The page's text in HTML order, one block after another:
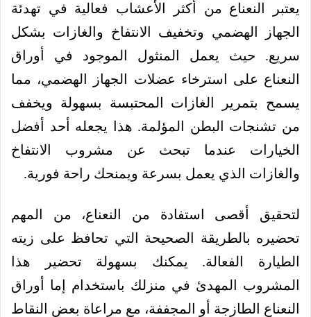
يعتبر النعناع من أكثر الأعشاب فعالية في تهدئة
الجهاز الهضمي وتخفيف الانتفاخ والغازات بشكل
سريع. حيث يعمل المنثول الموجود في أوراق
النعناع على استرخاء عضلات الجهاز الهضمي، مما
يسمح بتمرير الغازات المحتبسة بسهولة ويخفف
من تشنجات البطن المؤلمة. هذا يجعله أحد أفضل
الخيارات عندما تبحث عن مشروب الانتفاخ
والغازات الذي يعمل بسرعة ويمنحك راحة فورية.
لتحقيق أقصى استفادة من النعناع، من المهم
تحضيره بالطريقة الصحيحة التي تحافظ على زيته
الطيارة الفعالة. يمكنك بسهولة تحضير هذا
المشروب المهدئ في منزلك باستخدام إما أوراق
النعناع الطازجة أو المجففة، مع مراعاة بعض النقاط